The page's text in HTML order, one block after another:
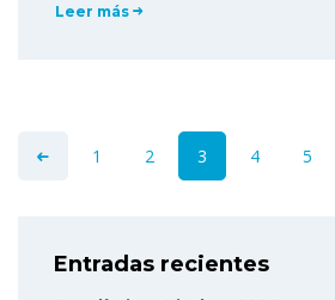
Leer más
1 2 3 4 5
Entradas recientes